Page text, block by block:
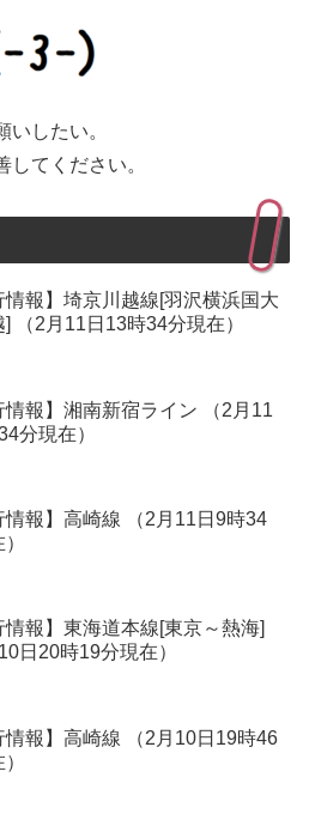
いしたい。
してください。
情報】埼京川越線[羽沢横浜国大
] （2月11日13時34分現在）
情報】湘南新宿ライン （2月11
分現在）
情報】高崎線 （2月11日9時34
情報】東海道本線[東京～熱海]
10日20時19分現在）
情報】高崎線 （2月10日19時46